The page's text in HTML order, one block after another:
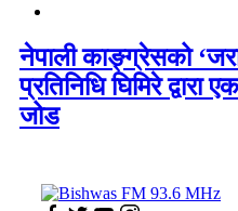
नेपाली काङ्ग्रेसको
प्रतिनिधि घिमिरे
जोड